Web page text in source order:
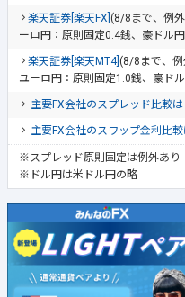
楽天証券[楽天FX] (8/8まで、例
ーロ円：原則固定0.4銭、豪ドル
楽天証券[楽天MT4] (8/8まで、例
ユーロ円：原則固定1.0銭、豪ド
主要FX会社のスプレッド比較は
主要FX会社のスワップ金利比較
※スプレッド原則固定は例外あり
※ドル円は米ドル円の略